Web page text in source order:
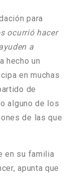
para
ocurrió hacer
a
hecho un
en muchas
de
alguno de los
de las que
en su familia
apunta que